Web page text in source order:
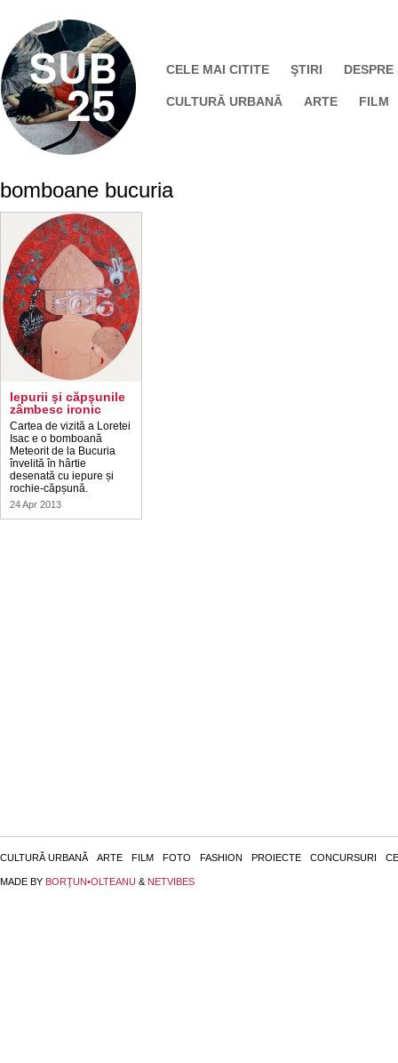
CELE MAI CITITE ŞTIRI DESPRE
CULTURĂ URBANĂ ARTE FILM
bomboane bucuria
Iepurii şi căpşunile
zâmbesc ironic
Cartea de vizită a Loretei
Isac e o bomboană
Meteorit de la Bucuria
învelită în hârtie
desenată cu iepure și
rochie-căpșună.
24 Apr 2013
CULTURĂ URBANĂ ARTE FILM FOTO FASHION PROIECTE CONCURSURI
MADE BY BORŢUN•OLTEANU & NETVIBES